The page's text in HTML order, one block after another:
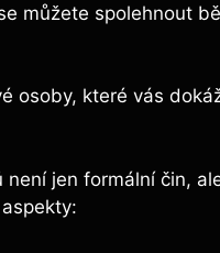
můžete spolehnout
osoby, které vás
jen formální čin,